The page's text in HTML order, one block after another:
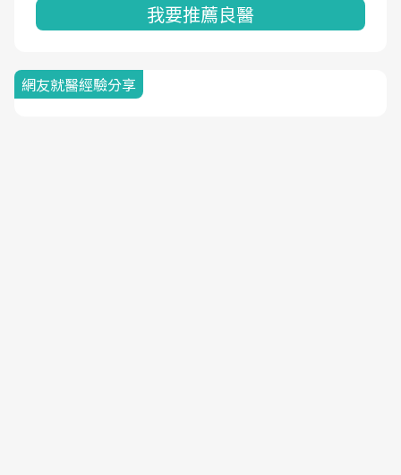
我要推薦良醫
網友就醫經驗分享